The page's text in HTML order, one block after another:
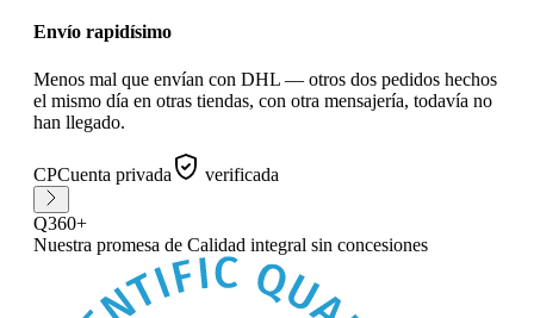
Envío rapidísimo
Menos mal que envían con DHL — otros dos pedidos hechos
el mismo día en otras tiendas, con otra mensajería, todavía no
han llegado.
CPCuenta privada verificada
Q360+
Nuestra promesa de Calidad integral sin concesiones